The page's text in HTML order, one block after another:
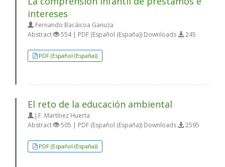
intereses
Fernando Bacáicoa Ganuza
Abstract
554 | PDF (Español (España)) Downloads 245
PDF (Español (España))
El reto de la educación ambiental
J.F. Martínez Huerta
Abstract
505 | PDF (Español (España)) Downloads 2595
PDF (Español (España))